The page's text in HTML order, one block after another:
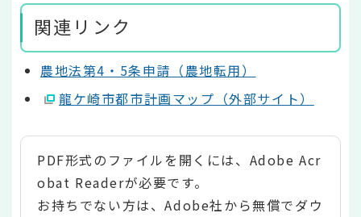
関連リンク
農地法第4・5条申請（農地転用）
龍ケ崎市都市計画マップ（外部サイト）
PDF形式のファイルを開くには、Adobe Acr
obat Readerが必要です。
お持ちでない方は、Adobe社から無償でダウ